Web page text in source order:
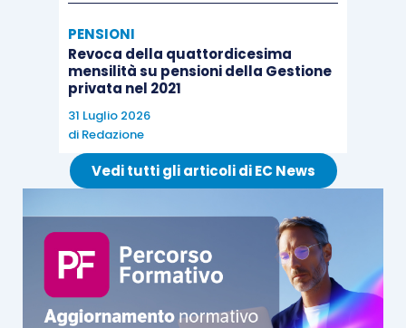
PENSIONI
Revoca della quattordicesima
mensilità su pensioni della Gestione
privata nel 2021
31 Luglio 2026
di Redazione
Vedi tutti gli articoli di EC News